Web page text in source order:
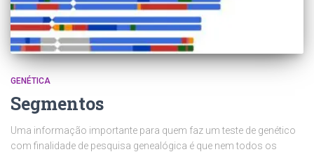
GENÉTICA
Segmentos
Uma informação importante para quem faz um teste de genético
com finalidade de pesquisa genealógica é que nem todos os